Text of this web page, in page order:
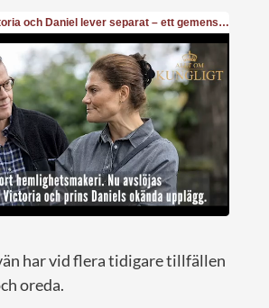
har vid flera tidigare tillfällen
oreda.